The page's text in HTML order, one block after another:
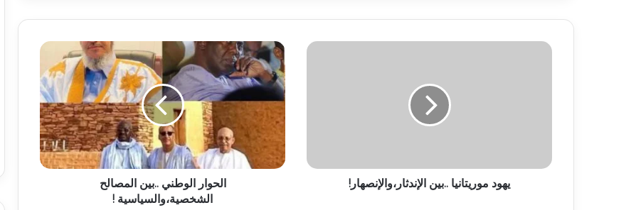
يهود موريتانيا ..بين الإندثار،والإنصهار!
الحوار الوطني ..بين المصالح
الشخصية،والسياسية !